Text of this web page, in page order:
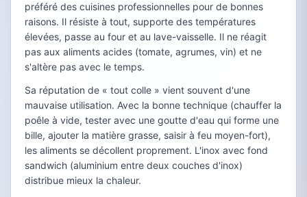
préféré des cuisines professionnelles pour de bonnes
raisons. Il résiste à tout, supporte des températures
élevées, passe au four et au lave-vaisselle. Il ne réagit
pas aux aliments acides (tomate, agrumes, vin) et ne
s'altère pas avec le temps.
Sa réputation de « tout colle » vient souvent d'une
mauvaise utilisation. Avec la bonne technique (chauffer la
poêle à vide, tester avec une goutte d'eau qui forme une
bille, ajouter la matière grasse, saisir à feu moyen-fort),
les aliments se décollent proprement. L'inox avec fond
sandwich (aluminium entre deux couches d'inox)
distribue mieux la chaleur.